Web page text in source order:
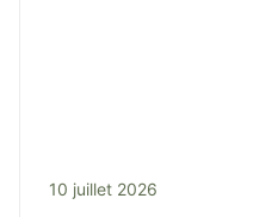
10 juillet 2026